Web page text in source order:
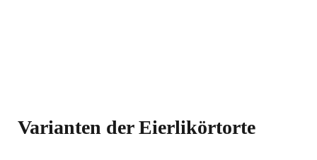
Varianten der Eierlikörtorte